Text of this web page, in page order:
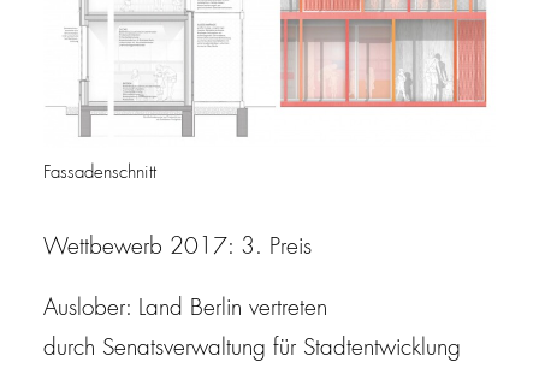
Fassadenschnitt
Wettbewerb 2017: 3. Preis
Auslober: Land Berlin vertreten
durch Senatsverwaltung für Stadtentwicklung